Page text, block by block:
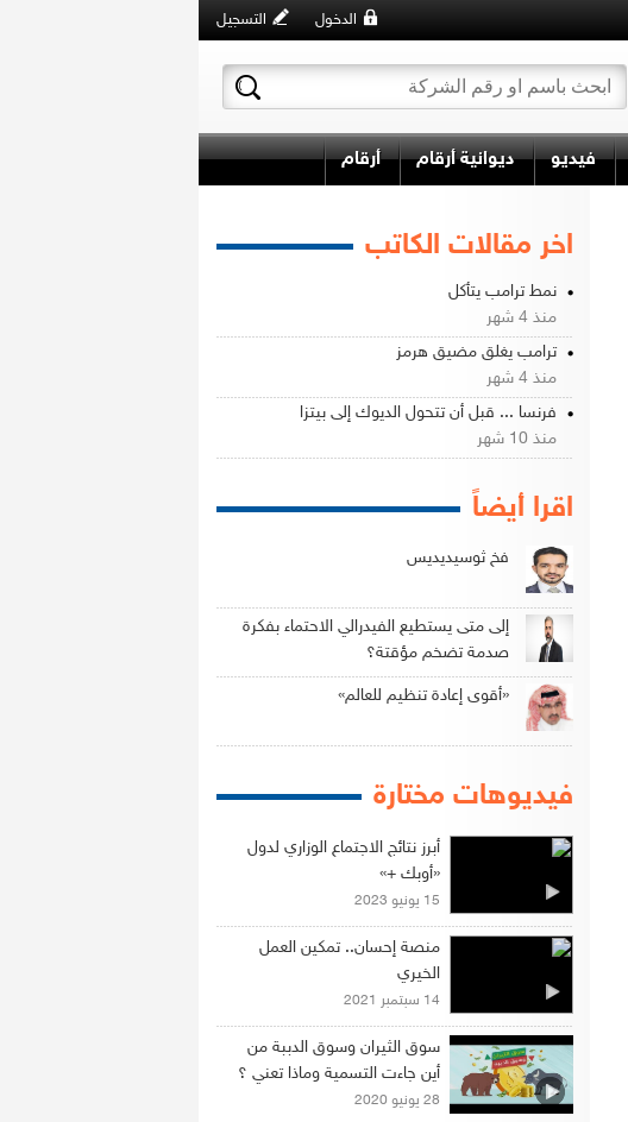
التسجيل الدخول
فيديو ديوانية أرقام أرقام
اخر مقالات الكاتب
نمط ترامب يتأكل
منذ 4 شهر
ترامب يغلق مضيق هرمز
منذ 4 شهر
فرنسا ... قبل أن تتحول الديوك إلى بيتزا
منذ 10 شهر
اقرا أيضاً
فخ ثوسيديديس
إلى متى يستطيع الفيدرالي الاحتماء بفكرة
صدمة تضخم مؤقتة؟
«أقوى إعادة تنظيم للعالم»
فيديوهات مختارة
أبرز نتائج الاجتماع الوزاري لدول
«أوبك +»
15 يونيو 2023
منصة إحسان.. تمكين العمل
الخيري
14 سبتمبر 2021
سوق الثيران وسوق الدببة من
أين جاءت التسمية وماذا تعني ؟
28 يونيو 2020